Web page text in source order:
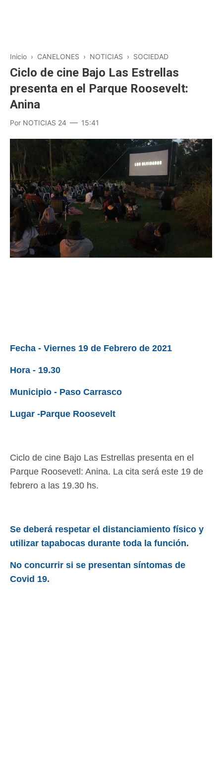
Inicio › CANELONES › NOTICIAS › SOCIEDAD
Ciclo de cine Bajo Las Estrellas
presenta en el Parque Roosevelt:
Anina
Por NOTICIAS 24 15:41
Fecha - Viernes 19 de Febrero de 2021
Hora - 19.30
Municipio - Paso Carrasco
Lugar -Parque Roosevelt
Ciclo de cine Bajo Las Estrellas presenta en el
Parque Roosevetl: Anina. La cita será este 19 de
febrero a las 19.30 hs.
Se deberá respetar el distanciamiento físico y
utilizar tapabocas durante toda la función.
No concurrir si se presentan síntomas de
Covid 19.